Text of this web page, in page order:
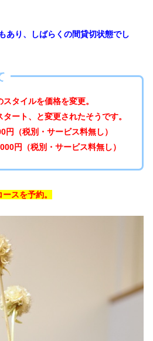
あり、しばらくの間貸切状態でし
タイルを価格を変更。
ート、と変更されたそうです。
（税別・サービス料無し）
円（税別・サービス料無し）
スを予約。